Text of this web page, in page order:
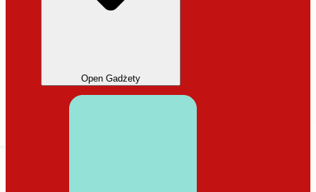
Open Gadżety